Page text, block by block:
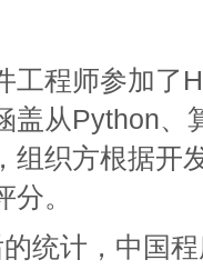
工程师参加了
盖从Python、
组织方根据开
。
统计，中国